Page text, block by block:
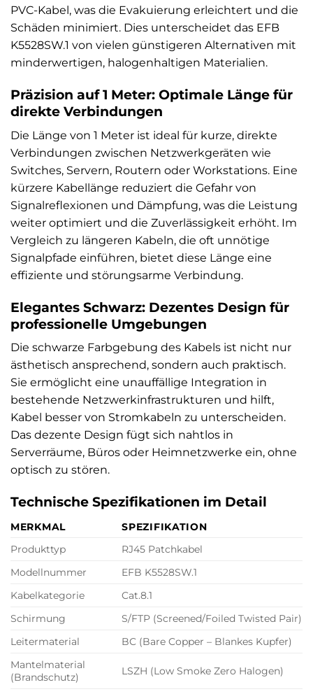
PVC-Kabel, was die Evakuierung erleichtert und die
Schäden minimiert. Dies unterscheidet das EFB
K5528SW.1 von vielen günstigeren Alternativen mit
minderwertigen, halogenhaltigen Materialien.
Präzision auf 1 Meter: Optimale Länge für
direkte Verbindungen
Die Länge von 1 Meter ist ideal für kurze, direkte
Verbindungen zwischen Netzwerkgeräten wie
Switches, Servern, Routern oder Workstations. Eine
kürzere Kabellänge reduziert die Gefahr von
Signalreflexionen und Dämpfung, was die Leistung
weiter optimiert und die Zuverlässigkeit erhöht. Im
Vergleich zu längeren Kabeln, die oft unnötige
Signalpfade einführen, bietet diese Länge eine
effiziente und störungsarme Verbindung.
Elegantes Schwarz: Dezentes Design für
professionelle Umgebungen
Die schwarze Farbgebung des Kabels ist nicht nur
ästhetisch ansprechend, sondern auch praktisch.
Sie ermöglicht eine unauffällige Integration in
bestehende Netzwerkinfrastrukturen und hilft,
Kabel besser von Stromkabeln zu unterscheiden.
Das dezente Design fügt sich nahtlos in
Serverräume, Büros oder Heimnetzwerke ein, ohne
optisch zu stören.
Technische Spezifikationen im Detail
MERKMAL
SPEZIFIKATION
Produkttyp
RJ45 Patchkabel
Modellnummer
EFB K5528SW.1
Kabelkategorie
Cat.8.1
Schirmung
S/FTP (Screened/Foiled Twisted Pair)
Leitermaterial
BC (Bare Copper – Blankes Kupfer)
Mantelmaterial
(Brandschutz)
LSZH (Low Smoke Zero Halogen)